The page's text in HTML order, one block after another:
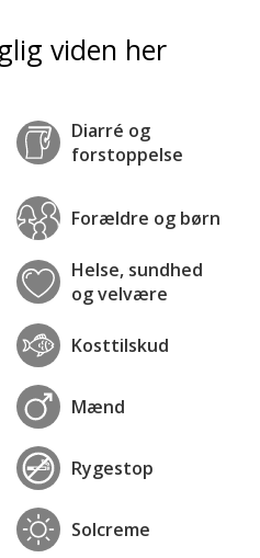
viden her
Diarré og
forstoppelse
Forældre og børn
Helse, sundhed
og velvære
Kosttilskud
Mænd
Rygestop
Solcreme